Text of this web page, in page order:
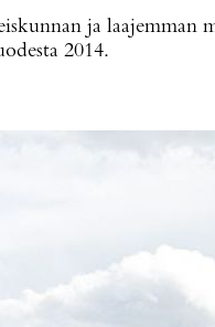
ja laajemman
2014.